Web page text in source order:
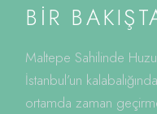
BIR
Maltepe Sahilinde
İstanbul’un
ortamda zaman